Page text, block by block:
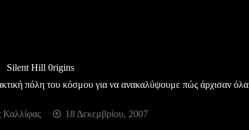
Silent Hill 0rigins
πόλη του κόσμου για να ανακαλύψουμε πώς άρχισαν όλα
Καλλίφας 18 Δεκεμβρίου, 2007